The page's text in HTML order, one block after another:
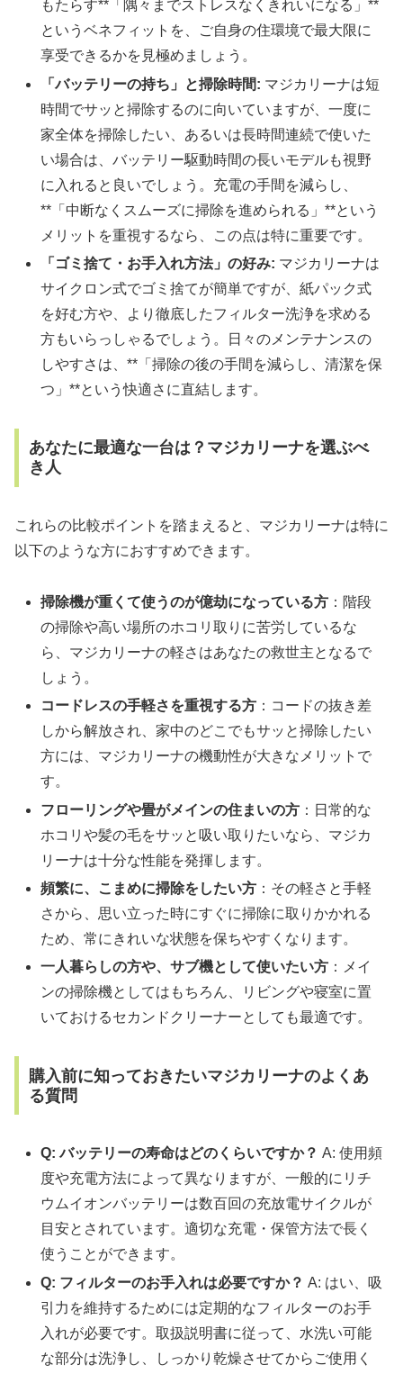
もたらす**「隅々までストレスなくきれいになる」**
というベネフィットを、ご自身の住環境で最大限に
享受できるかを見極めましょう。
「バッテリーの持ち」と掃除時間: マジカリーナは短
時間でサッと掃除するのに向いていますが、一度に
家全体を掃除したい、あるいは長時間連続で使いた
い場合は、バッテリー駆動時間の長いモデルも視野
に入れると良いでしょう。充電の手間を減らし、
**「中断なくスムーズに掃除を進められる」**という
メリットを重視するなら、この点は特に重要です。
「ゴミ捨て・お手入れ方法」の好み: マジカリーナは
サイクロン式でゴミ捨てが簡単ですが、紙パック式
を好む方や、より徹底したフィルター洗浄を求める
方もいらっしゃるでしょう。日々のメンテナンスの
しやすさは、**「掃除の後の手間を減らし、清潔を保
つ」**という快適さに直結します。
あなたに最適な一台は？マジカリーナを選ぶべ
き人
これらの比較ポイントを踏まえると、マジカリーナは特に
以下のような方におすすめできます。
掃除機が重くて使うのが億劫になっている方 ：階段
の掃除や高い場所のホコリ取りに苦労しているな
ら、マジカリーナの軽さはあなたの救世主となるで
しょう。
コードレスの手軽さを重視する方 ：コードの抜き差
しから解放され、家中のどこでもサッと掃除したい
方には、マジカリーナの機動性が大きなメリットで
す。
フローリングや畳がメインの住まいの方 ：日常的な
ホコリや髪の毛をサッと吸い取りたいなら、マジカ
リーナは十分な性能を発揮します。
頻繁に、こまめに掃除をしたい方 ：その軽さと手軽
さから、思い立った時にすぐに掃除に取りかかれる
ため、常にきれいな状態を保ちやすくなります。
一人暮らしの方や、サブ機として使いたい方 ：メイ
ンの掃除機としてはもちろん、リビングや寝室に置
いておけるセカンドクリーナーとしても最適です。
購入前に知っておきたいマジカリーナのよくあ
る質問
Q: バッテリーの寿命はどのくらいですか？ A: 使用頻
度や充電方法によって異なりますが、一般的にリチ
ウムイオンバッテリーは数百回の充放電サイクルが
目安とされています。適切な充電・保管方法で長く
使うことができます。
Q: フィルターのお手入れは必要ですか？ A: はい、吸
引力を維持するためには定期的なフィルターのお手
入れが必要です。取扱説明書に従って、水洗い可能
な部分は洗浄し、しっかり乾燥させてからご使用く